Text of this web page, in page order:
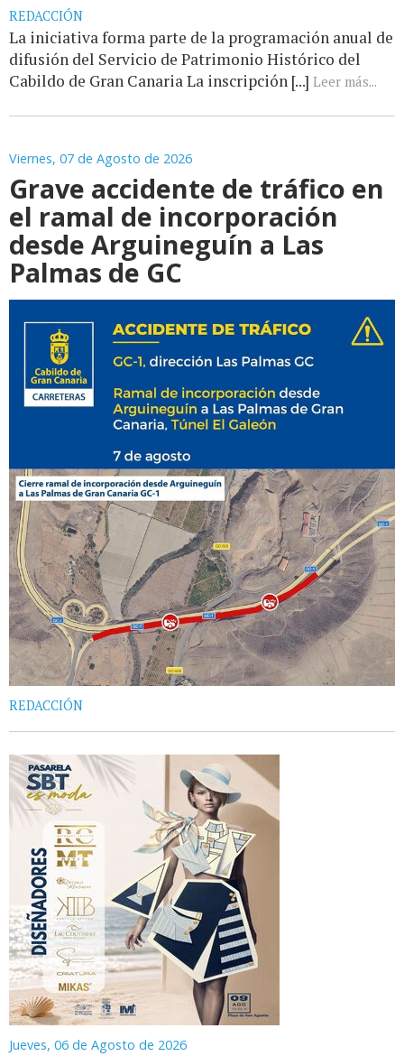
REDACCIÓN
La iniciativa forma parte de la programación anual de
difusión del Servicio de Patrimonio Histórico del
Cabildo de Gran Canaria La inscripción [...] Leer más...
Viernes, 07 de Agosto de 2026
Grave accidente de tráfico en
el ramal de incorporación
desde Arguineguín a Las
Palmas de GC
REDACCIÓN
Jueves, 06 de Agosto de 2026